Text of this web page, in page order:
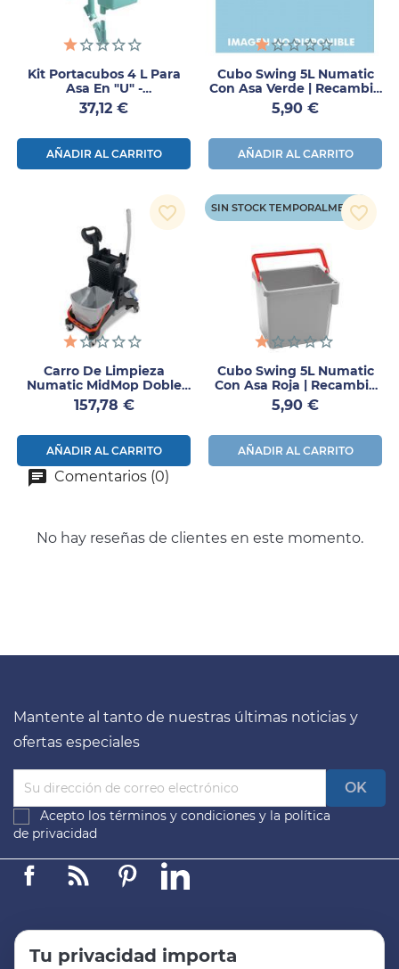
Kit Portacubos 4 L Para
Asa En "U" -
Complemento Para Carro
TTS Nick Star 25
Precio
37,12 €
AÑADIR AL CARRITO
Cubo Swing 5L Numatic
Con Asa Verde | Recambio
Carro Limpieza
Precio
5,90 €
AÑADIR AL CARRITO
Carro De Limpieza
Numatic MidMop Doble
Cubo 16L Con Prensa
Precio
157,78 €
AÑADIR AL CARRITO
favorite_border
Cubo Swing 5L Numatic
Con Asa Roja | Recambio
Carro Limpieza
Precio
5,90 €
AÑADIR AL CARRITO
SIN STOCK TEMPORALMENTE
favorite_border
Comentarios (0)
No hay reseñas de clientes en este momento.
Mantente al tanto de nuestras últimas noticias y
ofertas especiales
Acepto los términos y condiciones y la política
de privacidad
FacebookLinkedinPinterest
Tu privacidad importa